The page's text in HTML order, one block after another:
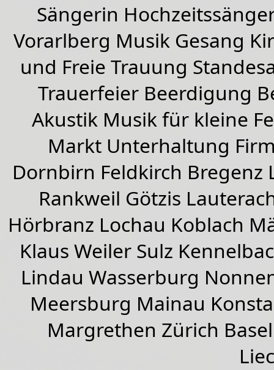
Sängerin
Vorarlberg Musik Gesang
und Freie Trauung
Trauerfeier Beerdigung
Akustik Musik für kleine
Markt Unterhaltung
Dornbirn Feldkirch Bregenz
Rankweil Götzis
Hörbranz Lochau Koblach
Klaus Weiler Sulz
Lindau Wasserburg
Meersburg Mainau
Margrethen Zürich